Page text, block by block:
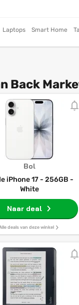
Laptops Smart Home
Back
Bol
iPhone 17 - 256GB -
White
Naar deal
deals van deze winkel